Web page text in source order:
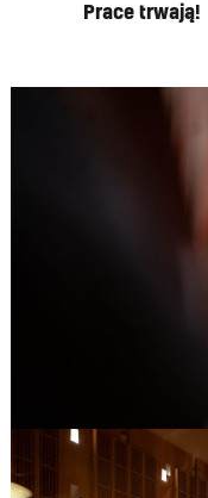
Prace trwają!